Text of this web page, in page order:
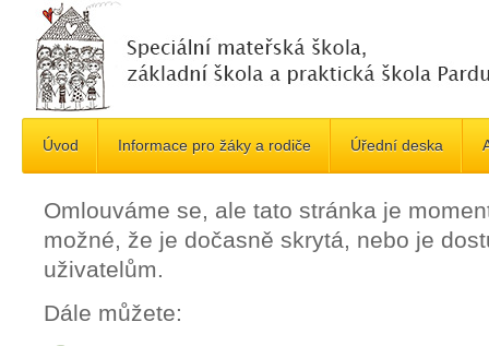
Úvod Informace pro žáky a rodiče Úřední deska
Omlouváme se, ale tato stránka je
možné, že je dočasně skrytá, nebo je
uživatelům.
Dále můžete: